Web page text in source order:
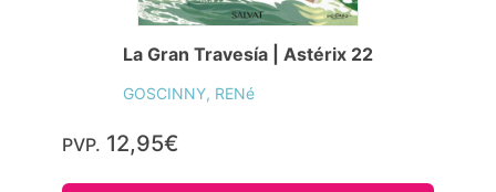
La Gran Travesía | Astérix 22
GOSCINNY, RENé
PVP. 12,95€